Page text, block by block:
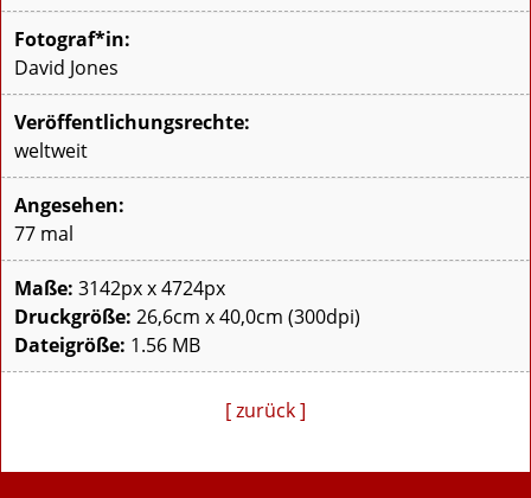
Fotograf*in:
David Jones
Veröffentlichungsrechte:
weltweit
Angesehen:
77 mal
Maße: 3142px x 4724px
Druckgröße: 26,6cm x 40,0cm (300dpi)
Dateigröße: 1.56 MB
[ zurück ]